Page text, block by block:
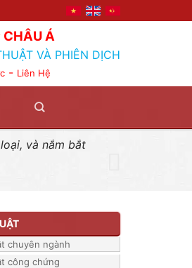
CHÂU Á
VÀ PHIÊN DỊCH
- Liên Hệ
và nắm bắt
chuyên ngành
công chứng